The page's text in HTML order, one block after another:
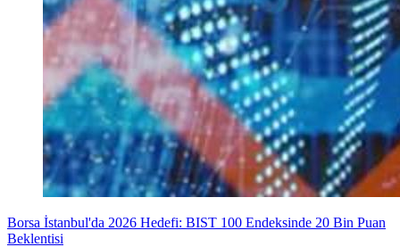
Borsa İstanbul'da 2026 Hedefi: BIST 100 Endeksinde 20 Bin Puan
Beklentisi